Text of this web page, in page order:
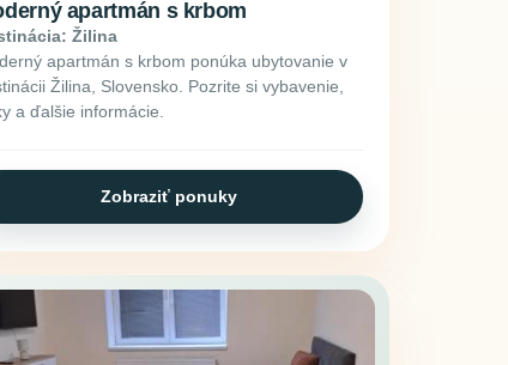
apartmán s krbom
Žilina
apartmán s krbom ponúka ubytovanie v
Žilina, Slovensko. Pozrite si vybavenie,
a ďalšie informácie.
Zobraziť ponuky